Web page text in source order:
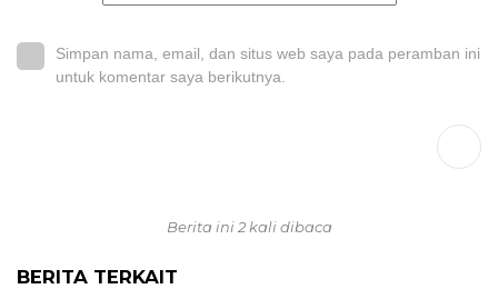
Simpan nama, email, dan situs web saya pada peramban ini
untuk komentar saya berikutnya.
Berita ini 2 kali dibaca
BERITA TERKAIT